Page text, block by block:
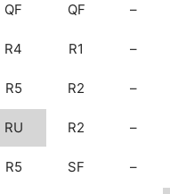
QF QF –
R4 R1 –
R5 R2 –
RU R2 –
R5 SF –